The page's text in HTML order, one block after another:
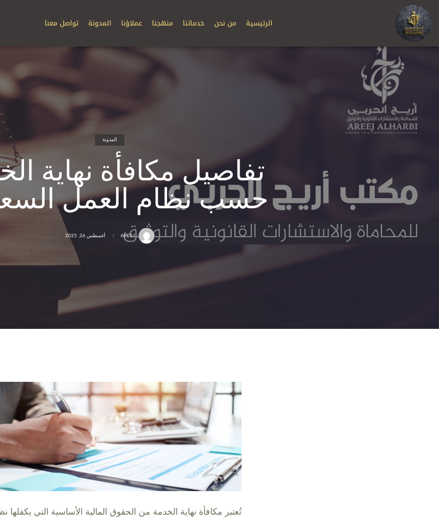
الرئيسية من نحن خدماتنا منهجنا عملاؤنا المدونة تواصل معنا
المدونة
تفاصيل مكافأة نهاية
حسب نظام العمل
AREEJ أغسطس 26, 2025
تُعتبر مكافأة نهاية الخدمة من الحقوق المالية الأساسية التي يكفلها